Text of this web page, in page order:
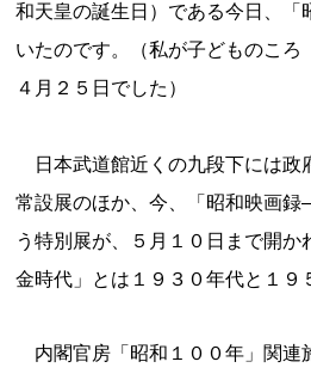
和天皇の誕生日）である今日、「
いたのです。（私が子どものころ
４月２５日でした）
日本武道館近くの九段下には政
常設展のほか、今、「昭和映画
う特別展が、５月１０日まで開
金時代」とは１９３０年代と１９
内閣官房「昭和１００年」関連